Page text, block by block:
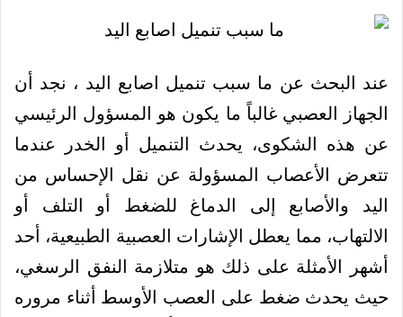
عند البحث عن ما سبب تنميل اصابع اليد ، نجد أن
الجهاز العصبي غالباً ما يكون هو المسؤول الرئيسي
عن هذه الشكوى، يحدث التنميل أو الخدر عندما
تتعرض الأعصاب المسؤولة عن نقل الإحساس من
اليد والأصابع إلى الدماغ للضغط أو التلف أو
الالتهاب، مما يعطل الإشارات العصبية الطبيعية، أحد
أشهر الأمثلة على ذلك هو متلازمة النفق الرسغي،
حيث يحدث ضغط على العصب الأوسط أثناء مروره